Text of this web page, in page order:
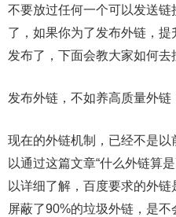
不要放过任何一个可以发送
了，如果你为了发布外链，
发布了，下面会教大家如何去
发布外链，不如养高质量外链
现在的外链机制，已经不是
以通过这篇文章“什么外链算
以详细了解，百度要求的外
屏蔽了90%的垃圾外链，是不